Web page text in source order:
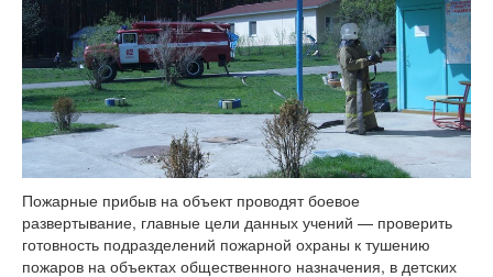
Пожарные прибыв на объект проводят боевое
развертывание, главные цели данных учений — проверить
готовность подразделений пожарной охраны к тушению
пожаров на объектах общественного назначения, в детских